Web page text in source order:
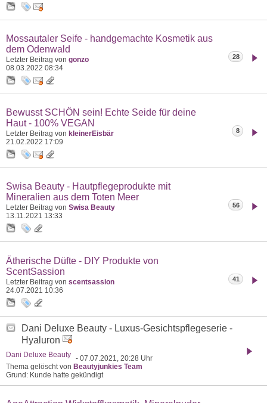
Mossautaler Seife - handgemachte Kosmetik aus
dem Odenwald
Letzter Beitrag von gonzo
08.03.2022 08:34
28
Bewusst SCHÖN sein! Echte Seide für deine
Haut - 100% VEGAN
Letzter Beitrag von kleinerEisbär
21.02.2022 17:09
8
Swisa Beauty - Hautpflegeprodukte mit
Mineralien aus dem Toten Meer
Letzter Beitrag von Swisa Beauty
13.11.2021 13:33
56
Ätherische Düfte - DIY Produkte von
ScentSassion
Letzter Beitrag von scentsassion
24.07.2021 10:36
41
Dani Deluxe Beauty - Luxus-Gesichtspflegeserie -
Hyaluron
Dani Deluxe Beauty - 07.07.2021, 20:28 Uhr
Thema gelöscht von Beautyjunkies Team
Grund: Kunde hatte gekündigt